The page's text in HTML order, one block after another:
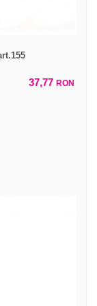
37,77 RON